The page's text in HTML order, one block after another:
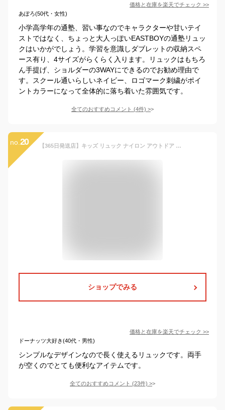
価格と在庫を楽天でチェック >>
あぽろ(50代・女性)
小学高学年の通塾、習い事なのでキャラクターや甘いテイ
ストではなく、ちょっと大人っぽいEASTBOYの通塾リュッ
クはいかがでしょう。学習を意識しダブレットの収納スペ
ース有り、4サイズがらくらく入ります。リュックはもちろ
ん手提げ、ショルダーの3WAYにできるのでお勧め理由で
す。スクール通いらしいネイビー、ロゴマーク刺繍がポイ
ントカラーになって全体的に落ち着いた雰囲気です。
全てのおすすめコメント (4件) >
no. 20 【365日発送店】キッズ リュック ナイロン アウトドア リュック バックパック キッズリュック 男の子 女の子 子供 シンプル 入園 入学 通学 遠足 修学旅行 小学生 幼稚園 子供リュックサック 軽量 おしゃれ かっこいい 12l 18l stample ジュニア 2023
ショップでみる
価格と在庫を楽天でチェック >>
ドーナッツ大好き(40代・男性)
シンプルなデザインなので長く使えるリュックです。両手
が空くのでとても便利なアイテムです。
全てのおすすめコメント (23件) >